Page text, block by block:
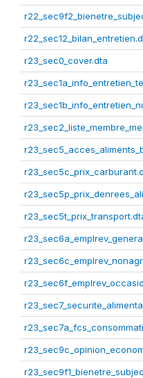
r23_sec0_cover.dta